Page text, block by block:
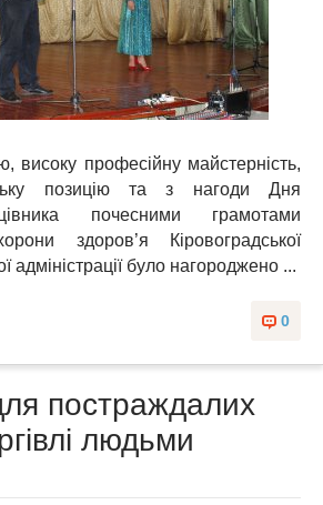
високу професійну майстерність,
позицію та з нагоди Дня
почесними грамотами
здоров’я Кіровоградської
адміністрації було нагороджено ...
0
постраждалих
людьми